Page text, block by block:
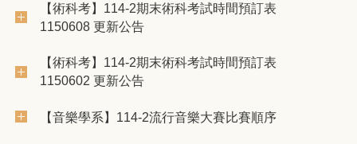
【術科考】114-2期末術科考試時間預訂表
1150608 更新公告
【術科考】114-2期末術科考試時間預訂表
1150602 更新公告
【音樂學系】114-2流行音樂大賽比賽順序